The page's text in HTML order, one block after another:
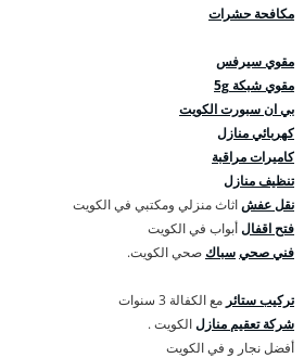
مكافحة حشرات
مقوي سيرفس
مقوي شبكة 5g
بي ان سبورت الكويت
كهربائي منازل
كاميرات مراقبة
تنظيف منازل
نقل عفشاثاث منزلي ومكتبي في الكويت
فتح اقفالأبواب في الكويت
فني صحيسباك صحي الكويت.
تركيب ستائر مع الكفالة 3 سنوات
شركة تعقيم منازلالكويت .
أفضل نجار و في الكويت